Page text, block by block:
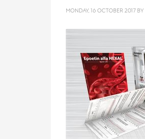
MONDAY, 16 OCTOBER 2017 BY